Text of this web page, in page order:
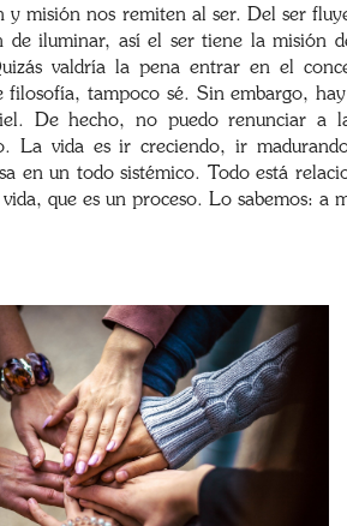
y misión nos remiten al ser. Del ser
de iluminar, así el ser tiene la misión
valdría la pena entrar en el
filosofía, tampoco sé. Sin embargo,
De hecho, no puedo renunciar a
La vida es ir creciendo, ir
en un todo sistémico. Todo está
que es un proceso. Lo sabemos: a